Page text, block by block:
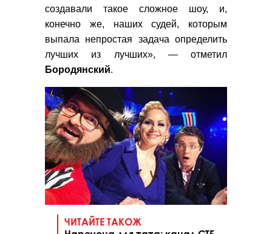
создавали такое сложное шоу, и,
конечно же, наших судей, которым
выпала непростая задача определить
лучших из лучших», — отметил
Бородянский.
ЧИТАЙТЕ ТАКОЖ